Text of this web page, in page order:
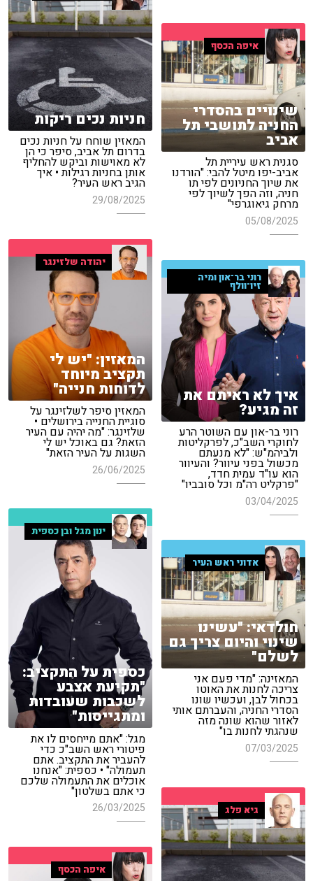
חניות נכים ריקות
המאזין שוחח על חניות נכים
בדרום תל אביב, סיפר כי הן
לא מאוישות וביקש להחליף
אותן בחניות רגילות • איך
הגיב ראש העיר?
29/08/2025
איפה הכסף
שינויים בהסדרי
החניה לתושבי תל
אביב
סגנית ראש עיריית תל
אביב-יפו מיטל להבי: "הורדנו
את שיוך החניונים לפי תו
חניה, וזה הפך לשיוך לפי
מרחק גיאוגרפי"
05/08/2025
יהודה שלזינגר
המאזין: "יש לי
תקציב מיוחד
לדוחות חנייה"
המאזין סיפר לשלזינגר על
סוגיית החנייה בירושלים •
שלזינגר: "מה יהיה עם העיר
הזאת? גם באוכל יש לי
השגות על העיר הזאת"
26/06/2025
רוני בר־און ומיה
זיו־וולף
איך לא ראיתם את
זה מגיע?
רוני בר-און עם השוטר הרע
לחוקרי השב"כ, לפרקליטות
ולביהמ"ש: "לא מנעתם
מכשול בפני עיוור? והעיוור
הוא עו"ד עמית חדד,
"פרקליט רה"מ וכל סובביו"
03/04/2025
ינון מגל ובן כספית
כספית על התקציב:
"תקיעת אצבע
לשכבות שעובדות
ומתגייסות"
מגל: "אתם מייחסים לו את
פיטורי ראש השב"כ כדי
להעביר את התקציב. אתם
תעמולה" • כספית: "אנחנו
אוכלים את התעמולה שלכם
כי אתם בשלטון"
26/03/2025
אדוני ראש העיר
חולדאי: "עשינו
שינוי והיום צריך גם
לשלם"
המאזינה: "מדי פעם אני
צריכה לחנות את האוטו
בכחול לבן, ועכשיו שונו
הסדרי החניה, והעברתם אותי
לאזור שהוא שונה מזה
שנהגתי לחנות בו"
07/03/2025
גיא פלג
איפה הכסף